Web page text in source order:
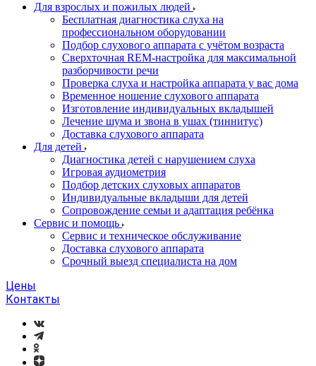
Для взрослых и пожилых людей
Бесплатная диагностика слуха на
профессиональном оборудовании
Подбор слухового аппарата с учётом возраста
Сверхточная REM-настройка для максимальной
разборчивости речи
Проверка слуха и настройка аппарата у вас дома
Временное ношение слухового аппарата
Изготовление индивидуальных вкладышей
Лечение шума и звона в ушах (тиннитус)
Доставка слухового аппарата
Для детей
Диагностика детей с нарушением слуха
Игровая аудиометрия
Подбор детских слуховых аппаратов
Индивидуальные вкладыши для детей
Сопровождение семьи и адаптация ребёнка
Сервис и помощь
Сервис и техническое обслуживание
Доставка слухового аппарата
Срочный выезд специалиста на дом
Цены
Контакты